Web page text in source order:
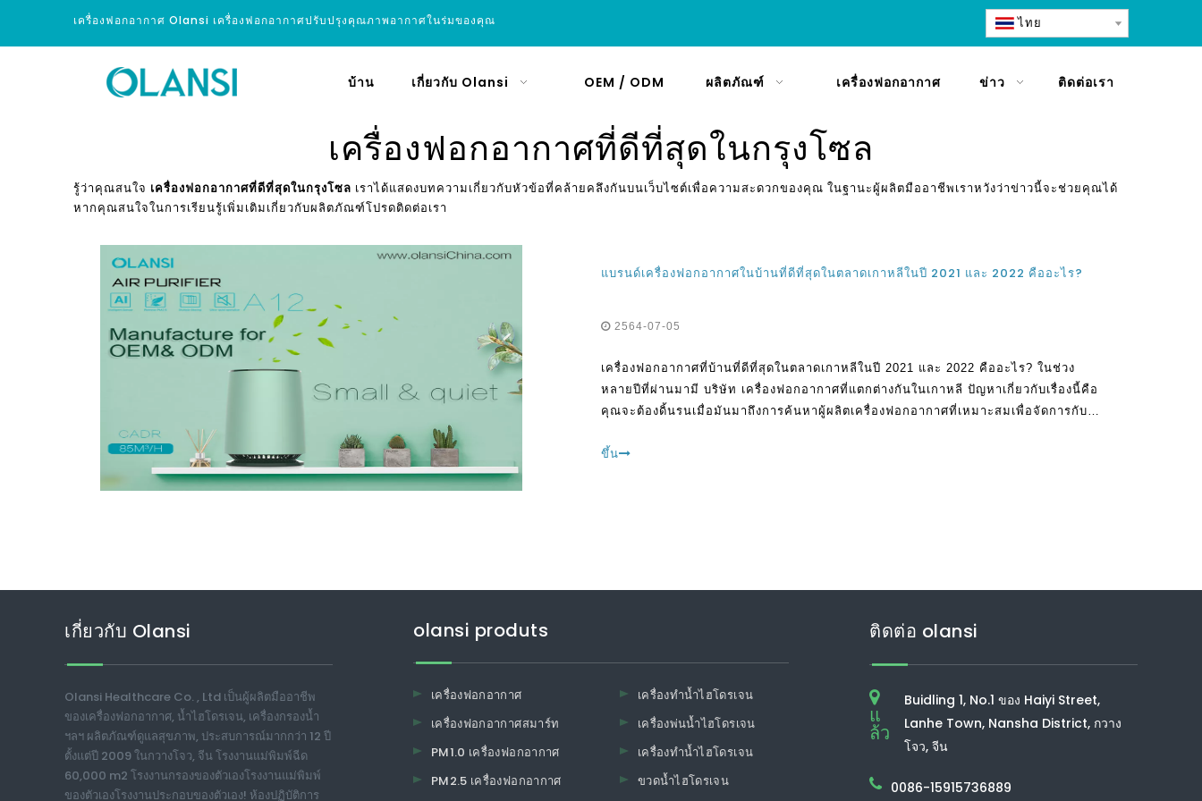
เครื่องฟอกอากาศ Olansi เครื่องฟอกอากาศปรับปรุงคุณภาพอากาศในร่มของคุณ ไทย
บ้าน เกี่ยวกับ Olansi OEM / ODM ผลิตภัณฑ์ เครื่องฟอกอากาศ ข่าว ติดต่อเรา
เครื่องฟอกอากาศที่ดีที่สุดในกรุงโซล
รู้ว่าคุณสนใจ เครื่องฟอกอากาศที่ดีที่สุดในกรุงโซล เราได้แสดงบทความเกี่ยวกับหัวข้อที่คล้ายคลึงกันบนเว็บไซต์เพื่อความสะดวกของคุณ ในฐานะผู้ผลิตมืออาชีพเราหวังว่าข่าวนี้จะช่วยคุณได้
หากคุณสนใจในการเรียนรู้เพิ่มเติมเกี่ยวกับผลิตภัณฑ์โปรดติดต่อเรา
แบรนด์เครื่องฟอกอากาศในบ้านที่ดีที่สุดในตลาดเกาหลีในปี 2021 และ 2022 คืออะไร?
2564-07-05
เครื่องฟอกอากาศที่บ้านที่ดีที่สุดในตลาดเกาหลีในปี 2021 และ 2022 คืออะไร? ในช่วง
หลายปีที่ผ่านมามี บริษัท เครื่องฟอกอากาศที่แตกต่างกันในเกาหลี ปัญหาเกี่ยวกับเรื่องนี้คือ
คุณจะต้องดิ้นรนเมื่อมันมาถึงการค้นหาผู้ผลิตเครื่องฟอกอากาศที่เหมาะสมเพื่อจัดการกับ นี่
ขึ้น
เกี่ยวกับ Olansi
Olansi Healthcare Co. , Ltd เป็นผู้ผลิตมืออาชีพ
ของเครื่องฟอกอากาศ, น้ำไฮโดรเจน, เครื่องกรองน้ำ
ฯลฯ ผลิตภัณฑ์ดูแลสุขภาพ, ประสบการณ์มากกว่า 12 ปี
ตั้งแต่ปี 2009 ในกวางโจว, จีน โรงงานแม่พิมพ์ฉีด
60,000 m2 โรงงานกรองของตัวเองโรงงานแม่พิมพ์
ของตัวเองโรงงานประกอบของตัวเอง! ห้องปฏิบัติการ
olansi produts
เครื่องฟอกอากาศ
เครื่องฟอกอากาศสมาร์ท
PM1.0 เครื่องฟอกอากาศ
PM2.5 เครื่องฟอกอากาศ
เครื่องทำน้ำไฮโดรเจน
เครื่องพ่นน้ำไฮโดรเจน
เครื่องทำน้ำไฮโดรเจน
ขวดน้ำไฮโดรเจน
ติดต่อ olansi
แ
ล้ว
Buidling 1, No.1 ของ Haiyi Street,
Lanhe Town, Nansha District, กวาง
โจว, จีน
0086-15915736889